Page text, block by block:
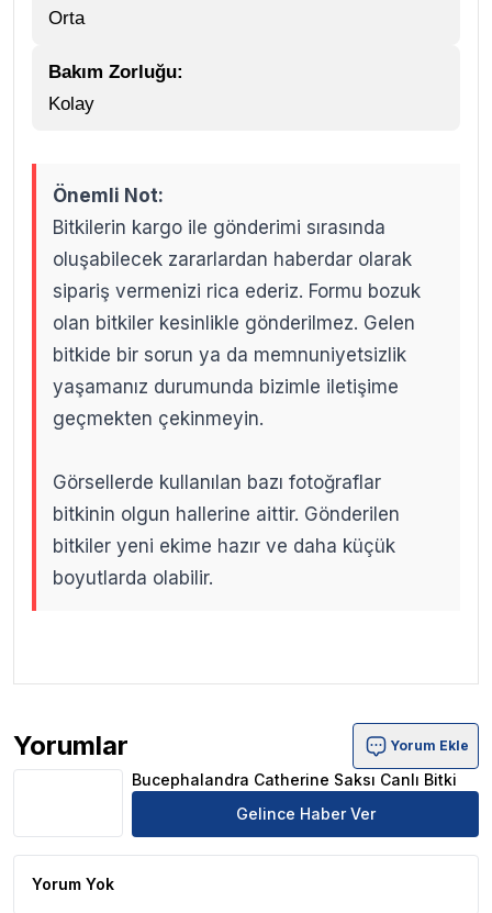
Orta
Bakım Zorluğu:
Kolay
Önemli Not:
Bitkilerin kargo ile gönderimi sırasında
oluşabilecek zararlardan haberdar olarak
sipariş vermenizi rica ederiz. Formu bozuk
olan bitkiler kesinlikle gönderilmez. Gelen
bitkide bir sorun ya da memnuniyetsizlik
yaşamanız durumunda bizimle iletişime
geçmekten çekinmeyin.
Görsellerde kullanılan bazı fotoğraflar
bitkinin olgun hallerine aittir. Gönderilen
bitkiler yeni ekime hazır ve daha küçük
boyutlarda olabilir.
Yorumlar
Bucephalandra Catherine Saksı Canlı Bitki Ürün
Yorum Ekle
Bucephalandra Catherine Saksı Canlı Bitki
Gelince Haber Ver
Yorum Yok